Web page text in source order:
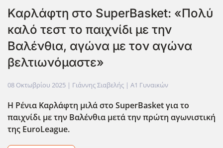
Καρλάφτη στο SuperBasket: «Πολύ
καλό τεστ το παιχνίδι με την
Βαλένθια, αγώνα με τον αγώνα
βελτιωνόμαστε»
08 Οκτωβρίου 2025 | Γιάννης Σιαβελής | Α1 Γυναικών
Η Ρένια Καρλάφτη μιλά στο SuperBasket για το
παιχνίδι με την Βαλένθια μετά την πρώτη αγωνιστική
της EuroLeague.